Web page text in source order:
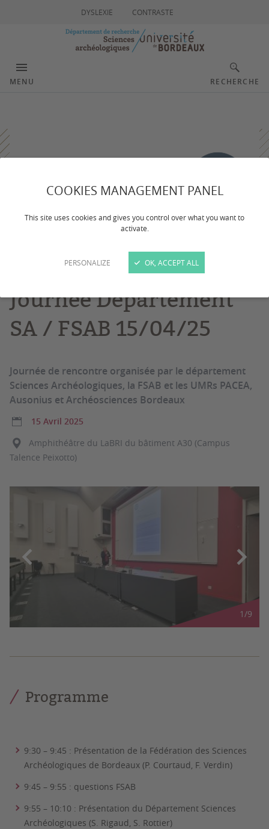
COOKIES MANAGEMENT PANEL
This site uses cookies and gives you control over what you want to
activate.
PERSONALIZE OK, ACCEPT ALL
DYSLEXIE CONTRASTE
MENU RECHERCHE
Journée Département
SA / FSAB 15/04/25
Journée de rencontre organisée par le département
Sciences Archéologiques, la FSAB et les UMRs PACEA,
Ausonius et Archéosciences Bordeaux
15 Avril 2025
Amphithéâtre du LaBRI du bâtiment A30 (Campus
Talence Peixotto)
1/9
Programme
9:30 – 9:45 : Présentation de la Fédération des Sciences
Archéologiques de Bordeaux (P. Courtaud, F. Verdin)
9:45 – 9:55 : questions FSAB
9:55 – 10:10 : Présentation du Département Sciences
Archéologiques (S. Rigaud, S. Rottier)